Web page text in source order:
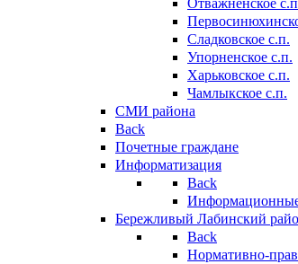
Отважненское
Сладковское с.п.
Упорненское с.п.
Харьковское с.п.
Чамлыкское с.п.
СМИ района
Back
Почетные граждане
Информатизация
Back
Бережливый Лабинский
Back
Нормативно-